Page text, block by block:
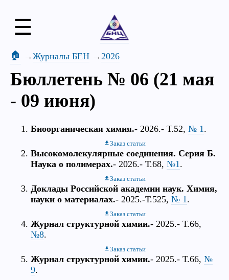
☰
🏠 Журналы БЕН 2026
Бюллетень № 06 (21 мая
- 09 июня)
Биоорганическая химия.- 2026.- Т.52, № 1.
Заказ статьи
Высокомолекулярные соединения. Серия Б.
Наука о полимерах.- 2026.- Т.68, №1.
Заказ статьи
Доклады Российской академии наук. Химия,
науки о материалах.- 2025.-Т.525, № 1.
Заказ статьи
Журнал структурной химии.- 2025.- Т.66,
№8.
Заказ статьи
Журнал структурной химии.- 2025.- Т.66, №
9.